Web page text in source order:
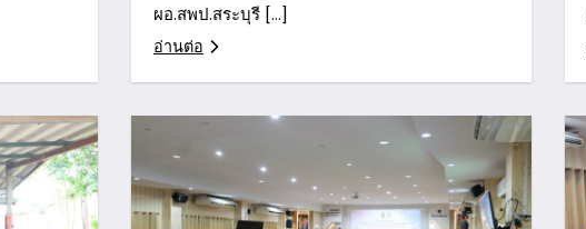
ผอ.สพป.สระบุรี […]
อ่านต่อ